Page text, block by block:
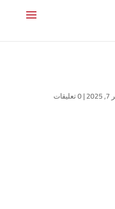
|0 تعليقات